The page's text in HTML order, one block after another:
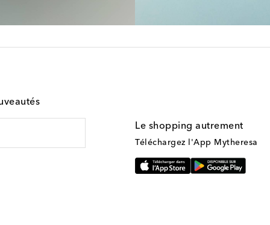
Le shopping autrement
Téléchargez l'App Mytheresa